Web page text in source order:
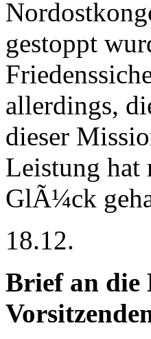
gestoppt
allerdings,
dieser
Leistung
GlÃ¼ck
18.12.
Brief an die